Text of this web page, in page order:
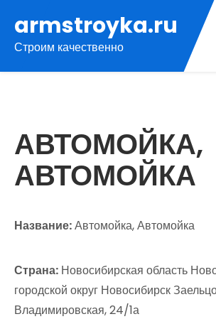
содержимому
armstroyka.ru
Строим качественно
АВТОМОЙКА,
АВТОМОЙКА
Название:Автомойка, Автомойка
Страна: Новосибирская область
городской округ Новосибирск
Владимировская, 24/1а